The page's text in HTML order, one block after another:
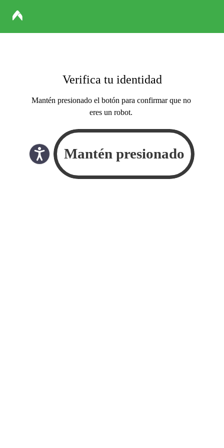
Verifica tu identidad
Mantén presionado el botón para confirmar que no
eres un robot.